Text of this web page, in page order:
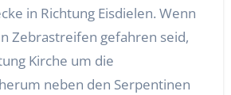
in Richtung Eisdielen. Wenn
Zebrastreifen gefahren seid,
Kirche um die
neben den Serpentinen